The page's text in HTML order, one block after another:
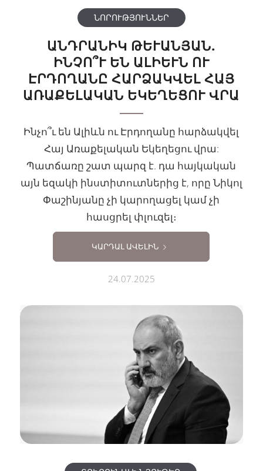
ԱՆԴՐԱՆԻԿ ԹԵՒԱՆՅԱՆ. Ի
ՆՉՈ՞Ւ ԵՆ ԱԼԻԵՒՆ ՈՒ ԷՐ
ԴՈՂԱՆԸ ՀԱՐՁԱԿՎԵԼ ՀԱՅ ԱՌ
ԱՔԵԼԱԿԱՆ ԵԿԵՂԵՑՈՒ ՎՐԱ
ՆՈՐՈՒԹՅՈՒՆՆԵՐ
Ինչո՞ւ են Ալիևն ու Էրդողանը հարձակվել
Հայ Առաքելական Եկեղեցու վրա:
Պատճառը շատ պարզ է. դա հայկական
այն եզակի ինստիտուտներից է, որը Նիկոլ
Փաշինյանը չի կարողացել կամ չի
հասցրել փլուզել։
ԿԱՐԴԱԼ ԱՎԵԼԻՆ
24.07.2025